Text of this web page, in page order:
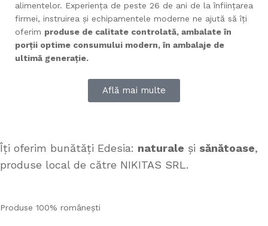
alimentelor. Experiența de peste 26 de ani de la înființarea
firmei, instruirea și echipamentele moderne ne ajută să îți
oferim produse de calitate controlată, ambalate în
porții optime consumului modern, în ambalaje de
ultimă generație.
Află mai multe
Îți oferim bunătăți Edesia: naturale și sănătoase,
produse local de către NIKITAS SRL.
Produse 100% românești